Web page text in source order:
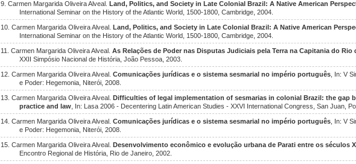
9. Carmen Margarida Oliveira Alveal. Land, Politics, and Society in Late Colonial Brazil: A Native American
International Seminar on the History of the Atlantic World, 1500-1800, Cambridge, 2004.
10. Carmen Margarida Oliveira Alveal. Land, Politics, and Society in Late Colonial Brazil: A Native American
International Seminar on the History of the Atlantic World, 1500-1800, Cambridge, 2004.
11. Carmen Margarida Oliveira Alveal. As Relações de Poder nas Disputas Judiciais pela Terra na Capitania do Rio
XXII Simpósio Nacional de História, João Pessoa, 2003.
12. Carmen Margarida Oliveira Alveal. Comunicações jurídicas e o sistema sesmarial no império português , In: V
e Poder: Hegemonia, Niterói, 2008.
13. Carmen Margarida Oliveira Alveal. Difficulties of legal implementation of sesmarias in colonial Brazil: the gap
practice and law , In: Lasa 2006 - Decentering Latin American Studies - XXVI International Congress, San Juan,
14. Carmen Margarida Oliveira Alveal. Comunicações jurídicas e o sistema sesmarial no império português , In: V
e Poder: Hegemonia, Niterói, 2008.
15. Carmen Margarida Oliveira Alveal. Desenvolvimento econômico e evolução urbana de Parati entre os séculos
Encontro Regional de História, Rio de Janeiro, 2002.